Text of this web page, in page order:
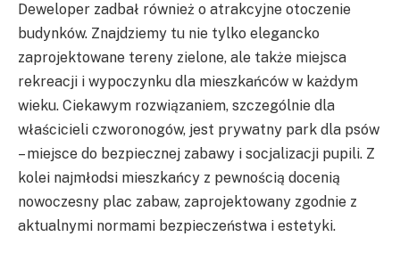
Deweloper zadbał również o atrakcyjne otoczenie
budynków. Znajdziemy tu nie tylko elegancko
zaprojektowane tereny zielone, ale także miejsca
rekreacji i wypoczynku dla mieszkańców w każdym
wieku. Ciekawym rozwiązaniem, szczególnie dla
właścicieli czworonogów, jest prywatny park dla psów
– miejsce do bezpiecznej zabawy i socjalizacji pupili. Z
kolei najmłodsi mieszkańcy z pewnością docenią
nowoczesny plac zabaw, zaprojektowany zgodnie z
aktualnymi normami bezpieczeństwa i estetyki.